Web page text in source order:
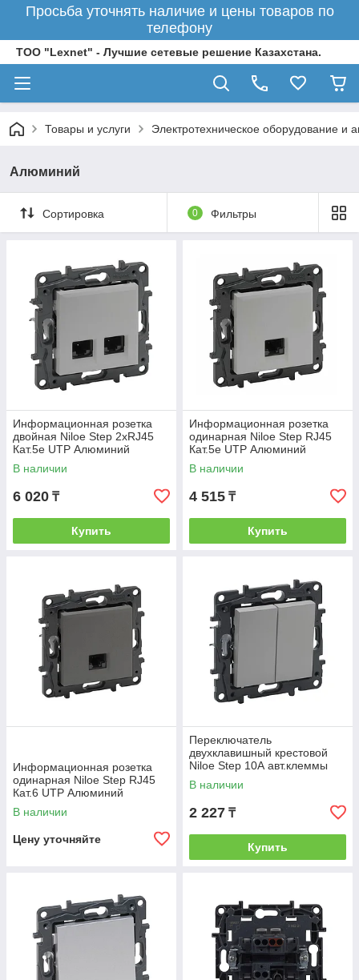
Просьба уточнять наличие и цены товаров по
телефону
ТОО "Lexnet" - Лучшие сетевые решение Казахстана.
Товары и услуги Электротехническое оборудование и
Алюминий
Сортировка 0 Фильтры
Информационная розетка
двойная Niloe Step 2хRJ45
Кат.5e UTP Алюминий
В наличии
6 020 ₸
Купить
Информационная розетка
одинарная Niloe Step RJ45
Кат.5e UTP Алюминий
В наличии
4 515 ₸
Купить
Информационная розетка
одинарная Niloe Step RJ45
Кат.6 UTP Алюминий
В наличии
Цену уточняйте
Переключатель
двухклавишный крестовой
Niloe Step 10А авт.клеммы
Алюминий
В наличии
2 227 ₸
Купить